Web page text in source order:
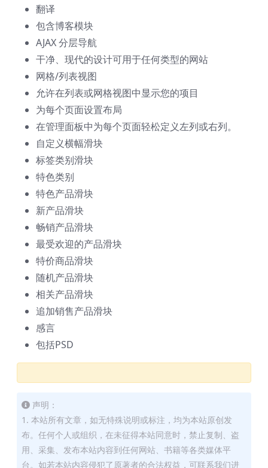
翻译
包含博客模块
AJAX 分层导航
干净、现代的设计可用于任何类型的网站
网格/列表视图
允许在列表或网格视图中显示您的项目
为每个页面设置布局
在管理面板中为每个页面轻松定义左列或右列。
自定义横幅滑块
标签类别滑块
特色类别
特色产品滑块
新产品滑块
畅销产品滑块
最受欢迎的产品滑块
特价商品滑块
随机产品滑块
相关产品滑块
追加销售产品滑块
感言
包括PSD
声明：
1. 本站所有文章，如无特殊说明或标注，均为本站原创发
布。任何个人或组织，在未征得本站同意时，禁止复制、盗
用、采集、发布本站内容到任何网站、书籍等各类媒体平
台。如若本站内容侵犯了原著者的合法权益，可联系我们进